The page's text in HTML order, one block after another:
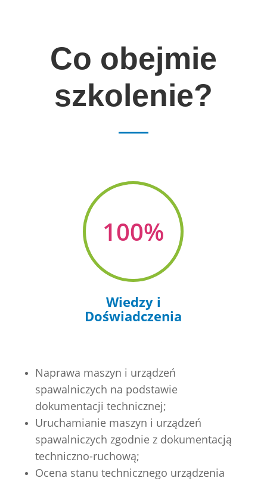
Co obejmie
szkolenie?
100%
Wiedzy i
Doświadczenia
Naprawa maszyn i urządzeń
spawalniczych na podstawie
dokumentacji technicznej;
Uruchamianie maszyn i urządzeń
spawalniczych zgodnie z dokumentacją
techniczno-ruchową;
Ocena stanu technicznego urządzenia